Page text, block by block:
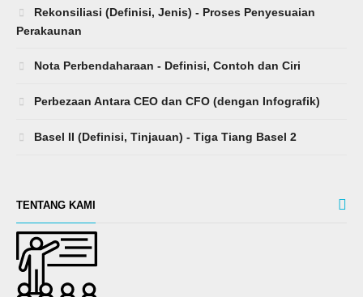
Rekonsiliasi (Definisi, Jenis) - Proses Penyesuaian
Perakaunan
Nota Perbendaharaan - Definisi, Contoh dan Ciri
Perbezaan Antara CEO dan CFO (dengan Infografik)
Basel II (Definisi, Tinjauan) - Tiga Tiang Basel 2
TENTANG KAMI